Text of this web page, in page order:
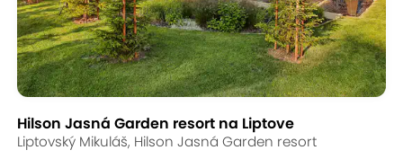
Hilson Jasná Garden resort na Liptove
Liptovský Mikuláš, Hilson Jasná Garden resort